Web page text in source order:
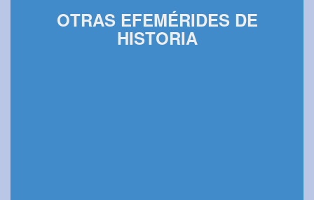
OTRAS EFEMÉRIDES DE
HISTORIA